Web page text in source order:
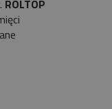
ROLTOP